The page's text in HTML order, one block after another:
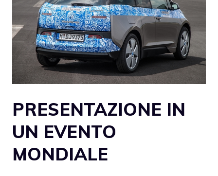
PRESENTAZIONE IN
UN EVENTO
MONDIALE